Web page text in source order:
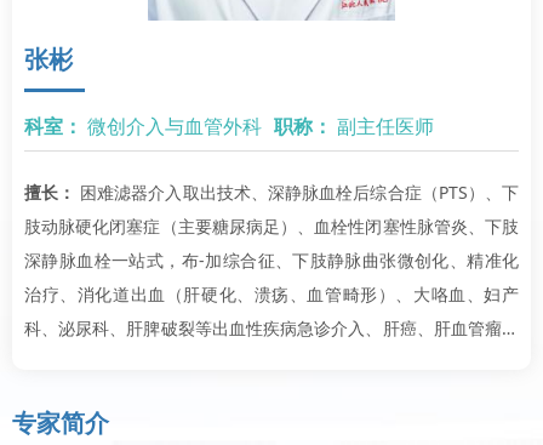
张彬
科室： 微创介入与血管外科 职称： 副主任医师
擅长： 困难滤器介入取出技术、深静脉血栓后综合症（PTS）、下
肢动脉硬化闭塞症（主要糖尿病足）、血栓性闭塞性脉管炎、下肢
深静脉血栓一站式，布-加综合征、下肢静脉曲张微创化、精准化
治疗、消化道出血（肝硬化、溃疡、血管畸形）、大咯血、妇产
科、泌尿科、肝脾破裂等出血性疾病急诊介入、肝癌、肝血管瘤、
专家简介